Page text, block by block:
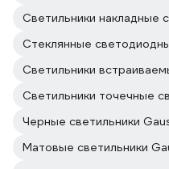
Светильники накладные
Стеклянные
Светильники
Черные светильники
Матовые светильники